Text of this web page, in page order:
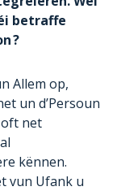
betraffe
?
Allem op,
un d’Persoun
oft net
kënnen.
vun Ufank u